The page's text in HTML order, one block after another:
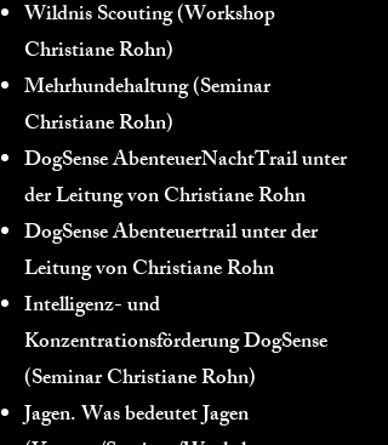
Wildnis Scouting (Workshop
Christiane Rohn)
Mehrhundehaltung (Seminar
Christiane Rohn)
DogSense AbenteuerNachtTrail unter
der Leitung von Christiane Rohn
DogSense Abenteuertrail unter der
Leitung von Christiane Rohn
Intelligenz- und
Konzentrationsförderung DogSense
(Seminar Christiane Rohn)
Jagen. Was bedeutet Jagen